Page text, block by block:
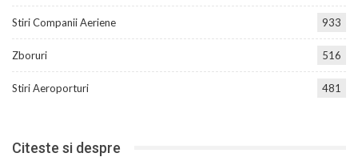
Stiri Companii Aeriene 933
Zboruri 516
Stiri Aeroporturi 481
Citeste si despre